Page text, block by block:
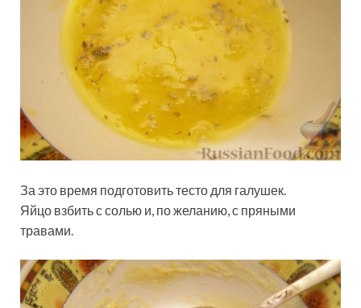
За это время подготовить тесто для галушек.
Яйцо взбить с солью и, по желанию, с пряными
травами.